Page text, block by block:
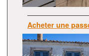
Acheter une